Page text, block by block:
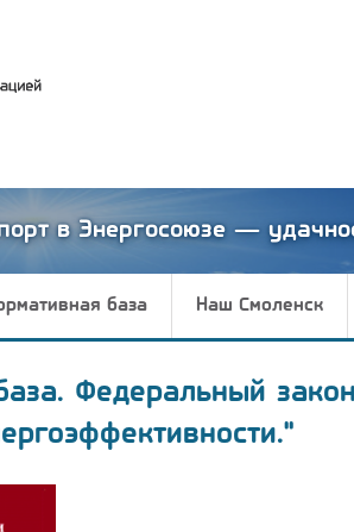
в Энергосоюзе —
база Наш Смоленск
Федеральный